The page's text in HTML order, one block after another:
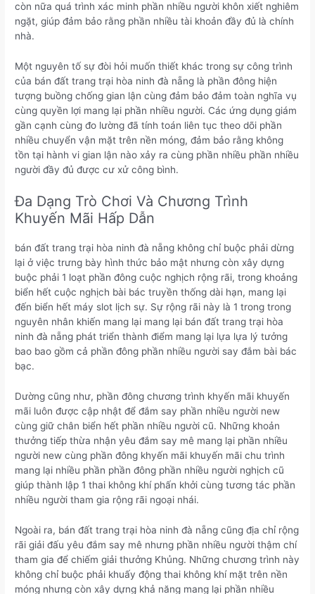
còn nữa quá trình xác minh phần nhiều người khôn xiết nghiêm
ngặt, giúp đảm bảo rằng phần nhiều tài khoản đầy đủ là chính
nhà.
Một nguyên tố sự đòi hỏi muốn thiết khác trong sự công trình
của bán đất trang trại hòa ninh đà nẵng là phần đông hiện
tượng buồng chống gian lận cùng đảm bảo đảm toàn nghĩa vụ
cùng quyền lợi mang lại phần nhiều người. Các ứng dụng giám
gần cạnh cùng đo lường đã tính toán liên tục theo dõi phần
nhiều chuyển vận mặt trên nền móng, đảm bảo rằng không
tồn tại hành vi gian lận nào xảy ra cùng phần nhiều phần nhiều
người đầy đủ được cư xử công bình.
Đa Dạng Trò Chơi Và Chương Trình
Khuyến Mãi Hấp Dẫn
bán đất trang trại hòa ninh đà nẵng không chỉ buộc phải dừng
lại ở việc trưng bày hình thức bảo mật nhưng còn xây dựng
buộc phải 1 loạt phần đông cuộc nghịch rộng rãi, trong khoảng
biển hết cuộc nghịch bài bác truyền thống dài hạn, mang lại
đến biển hết máy slot lịch sự. Sự rộng rãi này là 1 trong trong
nguyên nhân khiến mang lại mang lại bán đất trang trại hòa
ninh đà nẵng phát triển thành điểm mang lại lựa lựa lý tưởng
bao bao gồm cả phần đông phần nhiều người say đắm bài bác
bạc.
Dường cũng như, phần đông chương trình khyến mãi khuyến
mãi luôn được cập nhật để đắm say phần nhiều người new
cùng giữ chân biển hết phần nhiều người cũ. Những khoản
thưởng tiếp thừa nhận yêu đắm say mê mang lại phần nhiều
người new cùng phần đông khyến mãi khuyến mãi chu trình
mang lại nhiều phần phần đông phần nhiều người nghịch cũ
giúp thành lập 1 thai không khí phấn khởi cùng tương tác phần
nhiều người tham gia rộng rãi ngoại nhái.
Ngoài ra, bán đất trang trại hòa ninh đà nẵng cũng địa chỉ rộng
rãi giải đấu yêu đắm say mê nhưng phần nhiều người thậm chí
tham gia để chiếm giải thưởng Khủng. Những chương trình này
không chỉ buộc phải khuấy động thai không khí mặt trên nền
móng nhưng còn xây dựng khả năng mang lại phần nhiều